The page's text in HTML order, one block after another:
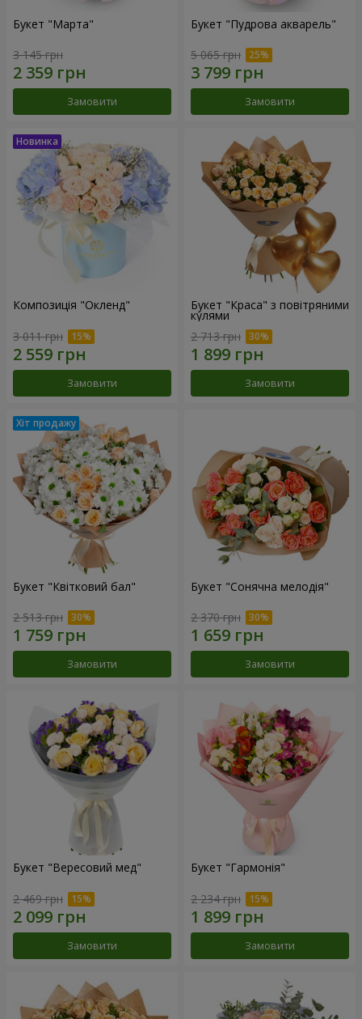
Букет "Марта"
3 145 грн
Замовити
Букет "Пудрова акварель"
5 065 грн
Замовити
Композиція "Окленд"
3 011 грн
Замовити
Букет "Краса" з повітряними
кулями
2 713 грн
Замовити
Букет "Квітковий бал"
2 513 грн
Замовити
Букет "Сонячна мелодія"
2 370 грн
Замовити
Букет "Вересовий мед"
2 469 грн
Замовити
Букет "Гармонія"
2 234 грн
Замовити